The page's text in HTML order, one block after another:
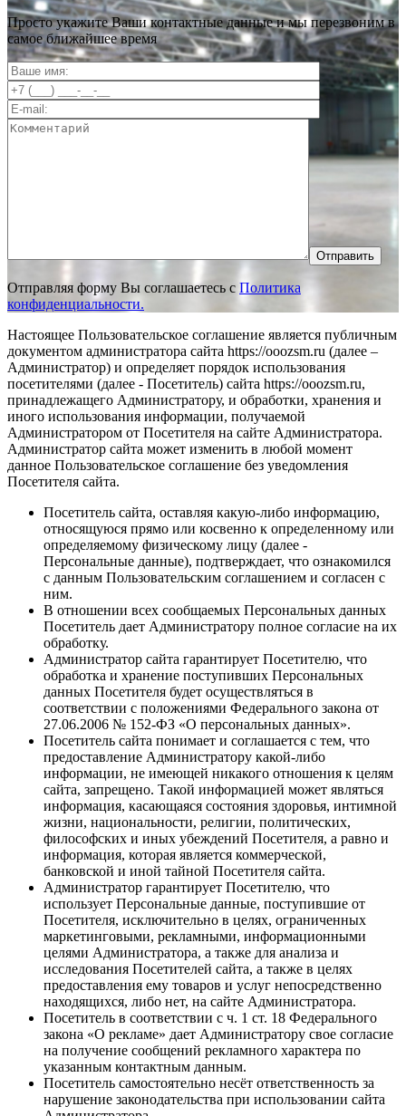
Просто укажите Ваши контактные данные и мы перезвоним в
самое ближайшее время
Отправить
Отправляя форму Вы соглашаетесь с Политика
конфиденциальности.
Настоящее Пользовательское соглашение является публичным
документом администратора сайта https://ooozsm.ru (далее –
Администратор) и определяет порядок использования
посетителями (далее - Посетитель) сайта https://ooozsm.ru,
принадлежащего Администратору, и обработки, хранения и
иного использования информации, получаемой
Администратором от Посетителя на сайте Администратора.
Администратор сайта может изменить в любой момент
данное Пользовательское соглашение без уведомления
Посетителя сайта.
Посетитель сайта, оставляя какую-либо информацию,
относящуюся прямо или косвенно к определенному или
определяемому физическому лицу (далее -
Персональные данные), подтверждает, что ознакомился
с данным Пользовательским соглашением и согласен с
ним.
В отношении всех сообщаемых Персональных данных
Посетитель дает Администратору полное согласие на их
обработку.
Администратор сайта гарантирует Посетителю, что
обработка и хранение поступивших Персональных
данных Посетителя будет осуществляться в
соответствии с положениями Федерального закона от
27.06.2006 № 152-ФЗ «О персональных данных».
Посетитель сайта понимает и соглашается с тем, что
предоставление Администратору какой-либо
информации, не имеющей никакого отношения к целям
сайта, запрещено. Такой информацией может являться
информация, касающаяся состояния здоровья, интимной
жизни, национальности, религии, политических,
философских и иных убеждений Посетителя, а равно и
информация, которая является коммерческой,
банковской и иной тайной Посетителя сайта.
Администратор гарантирует Посетителю, что
использует Персональные данные, поступившие от
Посетителя, исключительно в целях, ограниченных
маркетинговыми, рекламными, информационными
целями Администратора, а также для анализа и
исследования Посетителей сайта, а также в целях
предоставления ему товаров и услуг непосредственно
находящихся, либо нет, на сайте Администратора.
Посетитель в соответствии с ч. 1 ст. 18 Федерального
закона «О рекламе» дает Администратору свое согласие
на получение сообщений рекламного характера по
указанным контактным данным.
Посетитель самостоятельно несёт ответственность за
нарушение законодательства при использовании сайта